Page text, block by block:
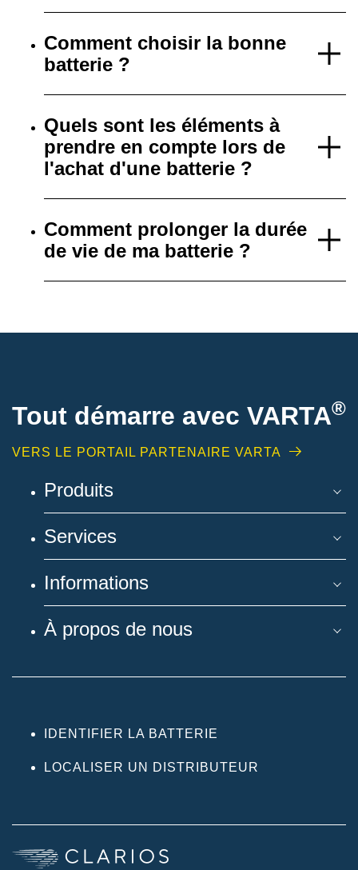
Comment choisir la bonne
batterie ?
Quels sont les éléments à
prendre en compte lors de
l'achat d'une batterie ?
Comment prolonger la durée
de vie de ma batterie ?
Tout démarre avec VARTA®
VERS LE PORTAIL PARTENAIRE VARTA
Produits
Services
Informations
À propos de nous
IDENTIFIER LA BATTERIE
LOCALISER UN DISTRIBUTEUR